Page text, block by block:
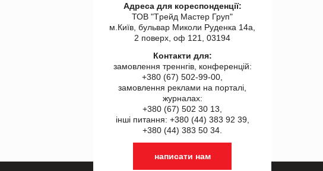
Адреса для кореспонденції:
ТОВ "Tрейд Мастер Груп"
м.Київ, бульвар Миколи Руденка 14а,
2 поверх, оф 121, 03194
Контакти для:
замовлення треннгів, конференцій:
+380 (67) 502-99-00,
замовлення реклами на порталі,
журналах:
+380 (67) 502 30 13,
інші питання: +380 (44) 383 92 39,
+380 (44) 383 50 34.
написати нам